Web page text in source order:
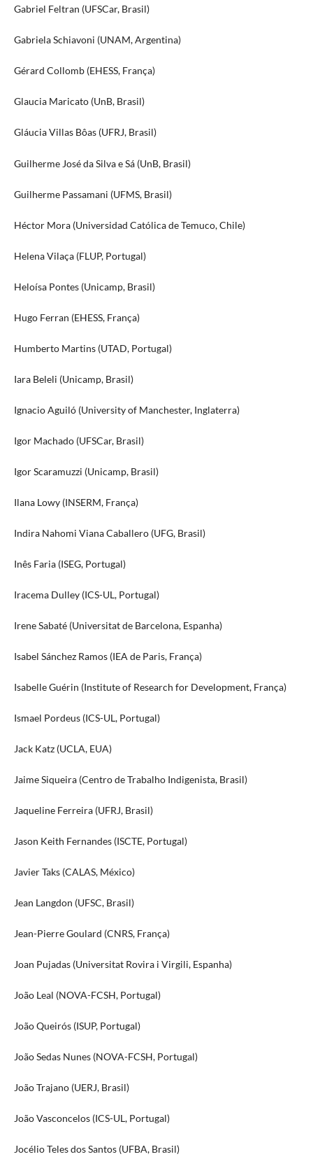
Gabriel Feltran (UFSCar, Brasil)
Gabriela Schiavoni (UNAM, Argentina)
Gérard Collomb (EHESS, França)
Glaucia Maricato (UnB, Brasil)
Gláucia Villas Bôas (UFRJ, Brasil)
Guilherme José da Silva e Sá (UnB, Brasil)
Guilherme Passamani (UFMS, Brasil)
Héctor Mora (Universidad Católica de Temuco, Chile)
Helena Vilaça (FLUP, Portugal)
Heloísa Pontes (Unicamp, Brasil)
Hugo Ferran (EHESS, França)
Humberto Martins (UTAD, Portugal)
Iara Beleli (Unicamp, Brasil)
Ignacio Aguiló (University of Manchester, Inglaterra)
Igor Machado (UFSCar, Brasil)
Igor Scaramuzzi (Unicamp, Brasil)
Ilana Lowy (INSERM, França)
Indira Nahomi Viana Caballero (UFG, Brasil)
Inês Faria (ISEG, Portugal)
Iracema Dulley (ICS-UL, Portugal)
Irene Sabaté (Universitat de Barcelona, Espanha)
Isabel Sánchez Ramos (IEA de Paris, França)
Isabelle Guérin (Institute of Research for Development, França)
Ismael Pordeus (ICS-UL, Portugal)
Jack Katz (UCLA, EUA)
Jaime Siqueira (Centro de Trabalho Indigenista, Brasil)
Jaqueline Ferreira (UFRJ, Brasil)
Jason Keith Fernandes (ISCTE, Portugal)
Javier Taks (CALAS, México)
Jean Langdon (UFSC, Brasil)
Jean-Pierre Goulard (CNRS, França)
Joan Pujadas (Universitat Rovira i Virgili, Espanha)
João Leal (NOVA-FCSH, Portugal)
João Queirós (ISUP, Portugal)
João Sedas Nunes (NOVA-FCSH, Portugal)
João Trajano (UERJ, Brasil)
João Vasconcelos (ICS-UL, Portugal)
Jocélio Teles dos Santos (UFBA, Brasil)